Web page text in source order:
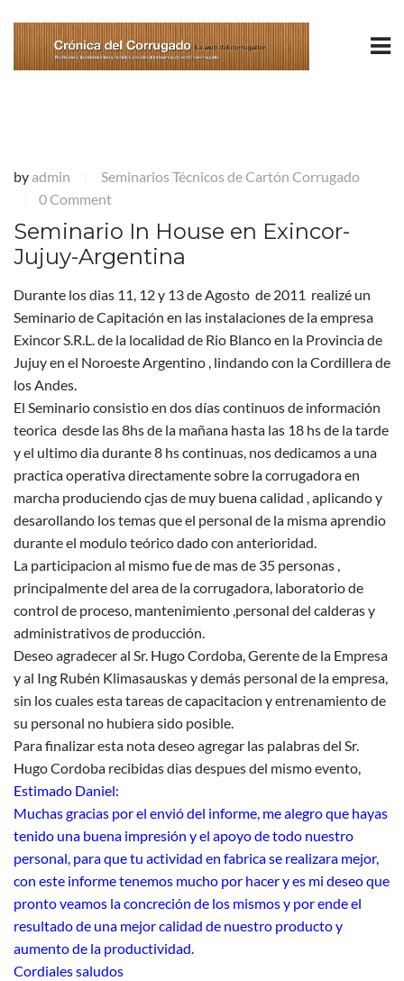
by admin Seminarios Técnicos de Cartón Corrugado
0 Comment
Seminario In House en Exincor-
Jujuy-Argentina
Durante los dias 11, 12 y 13 de Agosto de 2011 realizé un
Seminario de Capitación en las instalaciones de la empresa
Exincor S.R.L. de la localidad de Rio Blanco en la Provincia de
Jujuy en el Noroeste Argentino , lindando con la Cordillera de
los Andes.
El Seminario consistio en dos días continuos de información
teorica desde las 8hs de la mañana hasta las 18 hs de la tarde
y el ultimo dia durante 8 hs continuas, nos dedicamos a una
practica operativa directamente sobre la corrugadora en
marcha produciendo cjas de muy buena calidad , aplicando y
desarollando los temas que el personal de la misma aprendio
durante el modulo teórico dado con anterioridad.
La participacion al mismo fue de mas de 35 personas ,
principalmente del area de la corrugadora, laboratorio de
control de proceso, mantenimiento ,personal del calderas y
administrativos de producción.
Deseo agradecer al Sr. Hugo Cordoba, Gerente de la Empresa
y al Ing Rubén Klimasauskas y demás personal de la empresa,
sin los cuales esta tareas de capacitacion y entrenamiento de
su personal no hubiera sido posible.
Para finalizar esta nota deseo agregar las palabras del Sr.
Hugo Cordoba recibidas dias despues del mismo evento,
Estimado Daniel:
Muchas gracias por el envió del informe, me alegro que hayas
tenido una buena impresión y el apoyo de todo nuestro
personal, para que tu actividad en fabrica se realizara mejor,
con este informe tenemos mucho por hacer y es mi deseo que
pronto veamos la concreción de los mismos y por ende el
resultado de una mejor calidad de nuestro producto y
aumento de la productividad.
Cordiales saludos